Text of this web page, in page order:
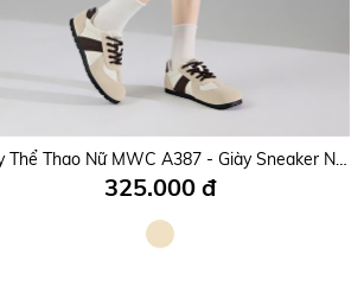
Giày Thể Thao Nữ MWC A387 - Giày Sneaker Nữ Cổ Thấp, Da PU Mịn Phối Da Lộn, Nhẹ Nhàng, Nữ Tính, Thời Trang.
325.000 đ